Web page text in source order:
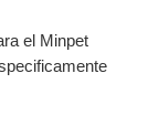
el Minpet